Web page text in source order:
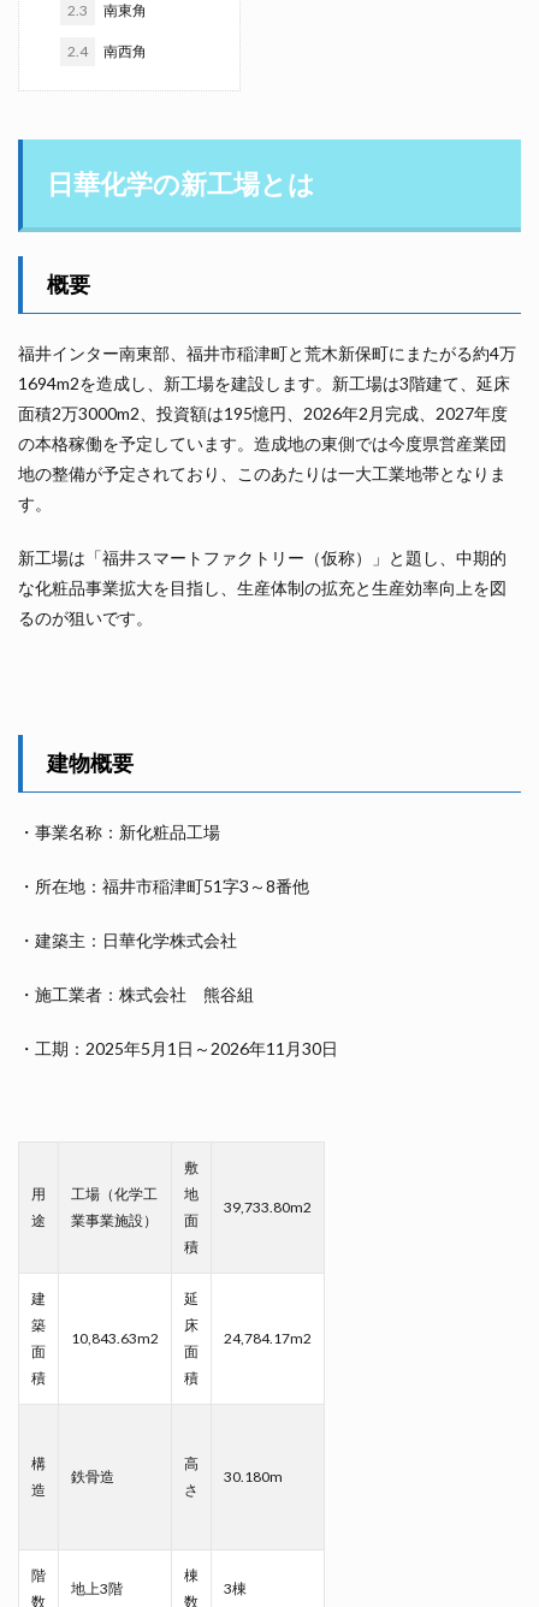
2.3 南東角
2.4 南西角
日華化学の新工場とは
概要
福井インター南東部、福井市稲津町と荒木新保町にまたがる約4万
1694m2を造成し、新工場を建設します。新工場は3階建て、延床
面積2万3000m2、投資額は195憶円、2026年2月完成、2027年度
の本格稼働を予定しています。造成地の東側では今度県営産業団
地の整備が予定されており、このあたりは一大工業地帯となりま
す。
新工場は「福井スマートファクトリー（仮称）」と題し、中期的
な化粧品事業拡大を目指し、生産体制の拡充と生産効率向上を図
るのが狙いです。
建物概要
・事業名称：新化粧品工場
・所在地：福井市稲津町51字3～8番他
・建築主：日華化学株式会社
・施工業者：株式会社 熊谷組
・工期：2025年5月1日～2026年11月30日
用
途
工場（化学工
業事業施設）
敷
地
面
積
39,733.80m2
建
築
面
積
10,843.63m2
延
床
面
積
24,784.17m2
構
造
鉄骨造
高
さ
30.180m
階
数
地上3階
棟
数
3棟